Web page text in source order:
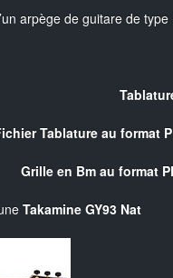
arpège de guitare de
Tablature au format
Grille en Bm au format
Takamine GY93 Nat